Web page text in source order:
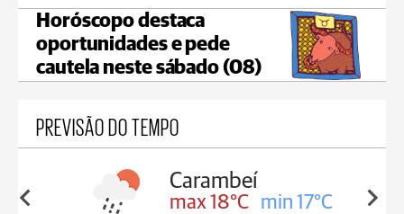
Horóscopo destaca
oportunidades e pede
cautela neste sábado (08)
PREVISÃO DO TEMPO
Carambeí
max 18°C min 17°C max 19°C